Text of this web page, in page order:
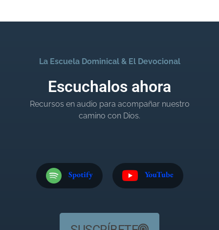
La Escuela Dominical & El Devocional
Escuchalos ahora
Recursos en audio para acompañar nuestro
camino con Dios.
Spotify YouTube